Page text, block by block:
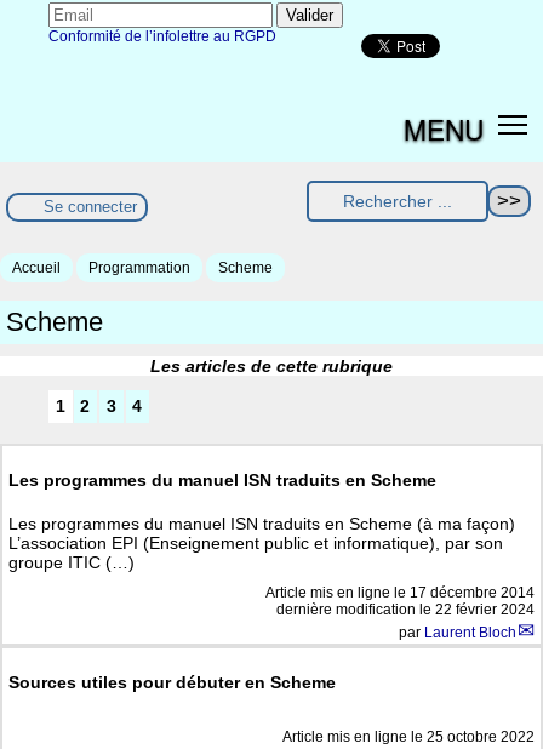
Conformité de l’infolettre au RGPD
MENU
Se connecter
Accueil Programmation Scheme
Scheme
Les articles de cette rubrique
1 2 3 4
Les programmes du manuel ISN traduits en Scheme
Les programmes du manuel ISN traduits en Scheme (à ma façon)
L’association EPI (Enseignement public et informatique), par son
groupe ITIC (…)
Article mis en ligne le 17 décembre 2014
dernière modification le 22 février 2024
par Laurent Bloch
Sources utiles pour débuter en Scheme
Article mis en ligne le 25 octobre 2022